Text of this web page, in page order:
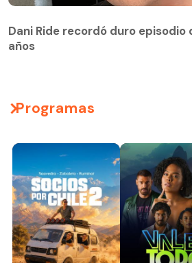
Dani Ride recordó duro episodio
años
Programas